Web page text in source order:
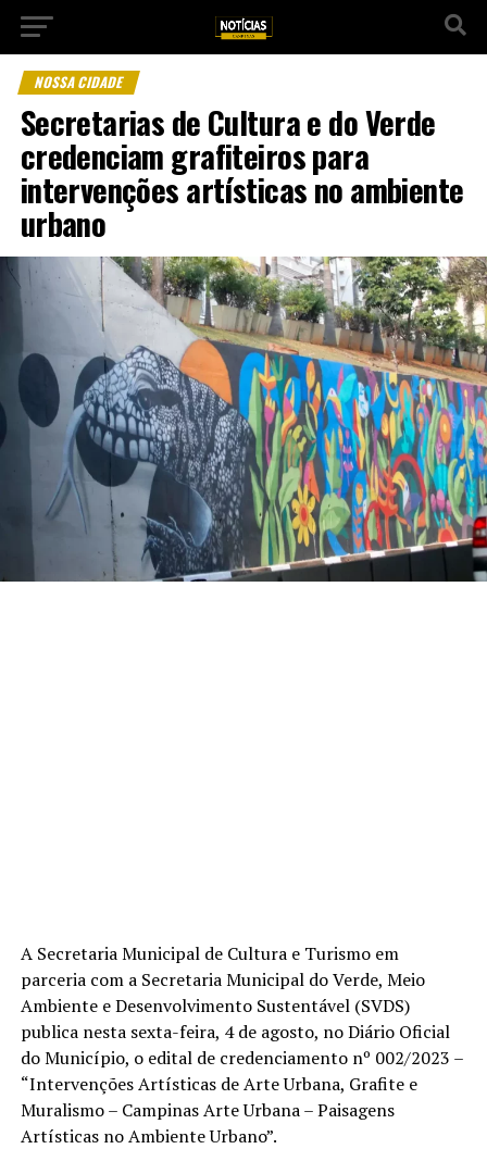
NOSSA CIDADE
Secretarias de Cultura e do Verde
credenciam grafiteiros para
intervenções artísticas no ambiente
urbano
A Secretaria Municipal de Cultura e Turismo em
parceria com a Secretaria Municipal do Verde, Meio
Ambiente e Desenvolvimento Sustentável (SVDS)
publica nesta sexta-feira, 4 de agosto, no Diário Oficial
do Município, o edital de credenciamento nº 002/2023 –
“Intervenções Artísticas de Arte Urbana, Grafite e
Muralismo – Campinas Arte Urbana – Paisagens
Artísticas no Ambiente Urbano”.